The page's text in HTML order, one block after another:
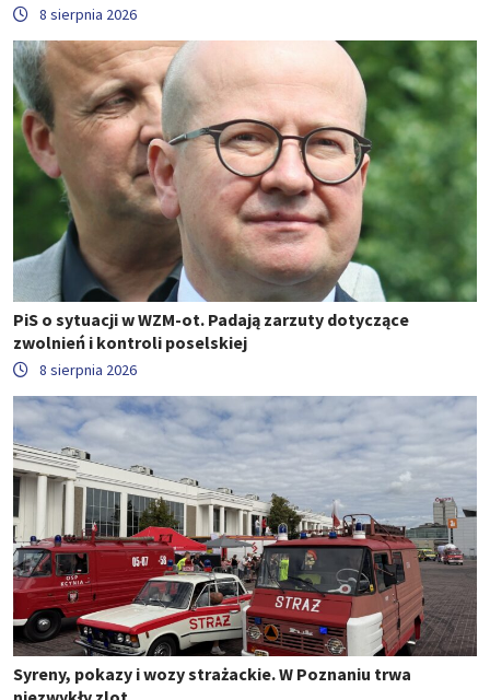
8 sierpnia 2026
PiS o sytuacji w WZM-ot. Padają zarzuty dotyczące
zwolnień i kontroli poselskiej
8 sierpnia 2026
Syreny, pokazy i wozy strażackie. W Poznaniu trwa